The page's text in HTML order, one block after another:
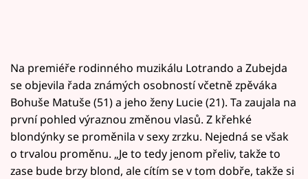
Na premiéře rodinného muzikálu Lotrando a Zubejda
se objevila řada známých osobností včetně zpěváka
Bohuše Matuše (51) a jeho ženy Lucie (21). Ta zaujala na
první pohled výraznou změnou vlasů. Z křehké
blondýnky se proměnila v sexy zrzku. Nejedná se však
o trvalou proměnu. „Je to tedy jenom přeliv, takže to
zase bude brzy blond, ale cítím se v tom dobře, takže si